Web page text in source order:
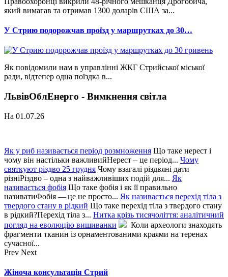
який вимагав та отримав 1300 доларів США за...
У Стрию подорожчав проїзд у маршрутках до 30…
Як повідомили нам в управлінні ЖКГ Стрийської міської
ради, відтепер одна поїздка в...
ЛьвівОблЕнерго - Вимкнення світла
На 01.07.26
Як у риб називається період розмноження Що таке нерест і
чому він настільки важливийНерест – це період... Чому
святкуют різдво 25 грудня Чому взагалі різдвяні дати
різніРіздво – одна з найважливіших подій для... Як
називається фобія Що таке фобія і як її правильно
називатиФобія — це не просто... Як називається перехід тіла з
твердого стану в рідкий Що таке перехід тіла з твердого стану
в рідкий?Перехід тіла з... Нитка крізь тисячоліття: аналітичний
погляд на еволюцію вишиванки
Коли археологи знаходять
фрагменти тканин із орнаментованими краями на теренах
сучасної...
Prev Next
Жіноча консультація Стрий